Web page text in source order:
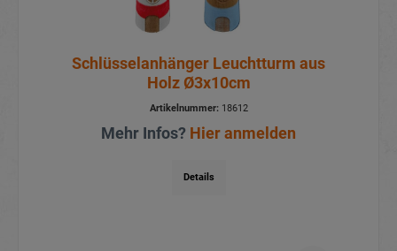
Schlüsselanhänger Leuchtturm aus
Holz Ø3x10cm
Artikelnummer:18612
Mehr Infos? Hier anmelden
Details